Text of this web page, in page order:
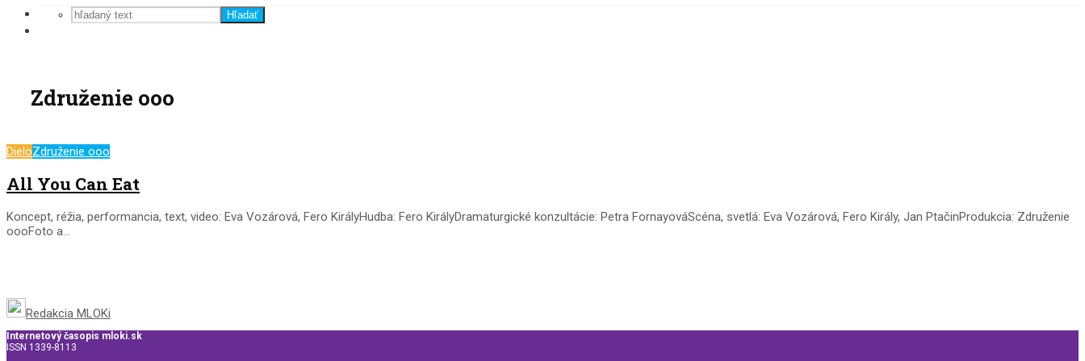
Hľadať
Združenie ooo
DieloZdruženie ooo
All You Can Eat
Koncept, réžia, performancia, text, video: Eva Vozárová, Fero KirályHudba: Fero KirályDramaturgické konzultácie: Petra FornayováScéna, svetlá: Eva Vozárová, Fero Király, Jan PtačinProdukcia: Združenie
oooFoto a...
Redakcia MLOKi
Internetový časopis mloki.sk
ISSN 1339-8113